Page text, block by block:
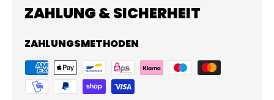
ZAHLUNG & SICHERHEIT
ZAHLUNGSMETHODEN